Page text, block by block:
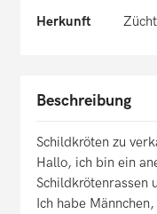
Herkunft
Beschreibung
Schildkröten zu
Hallo, ich bin ein
Schildkrötenrassen
Ich habe